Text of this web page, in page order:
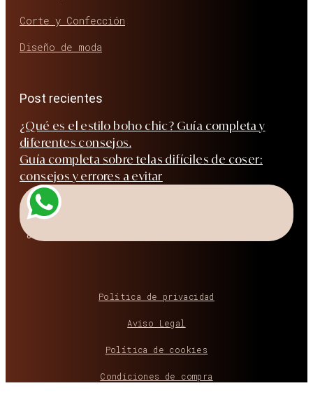
Corte y Confección
Diseño de moda
Post recientes
¿Qué es el estilo boho chic? Guía completa y
diferentes consejos.
Guía completa sobre telas difíciles de coser:
consejos y errores a evitar
¿Hablamos?
Política de privacidad
Aviso Legal
Política de cookies
Condiciones de compra